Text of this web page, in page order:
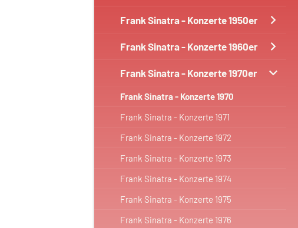
Frank Sinatra - Konzerte 1950er
Frank Sinatra - Konzerte 1960er
Frank Sinatra - Konzerte 1970er
Frank Sinatra - Konzerte 1970
Frank Sinatra - Konzerte 1971
Frank Sinatra - Konzerte 1972
Frank Sinatra - Konzerte 1973
Frank Sinatra - Konzerte 1974
Frank Sinatra - Konzerte 1975
Frank Sinatra - Konzerte 1976